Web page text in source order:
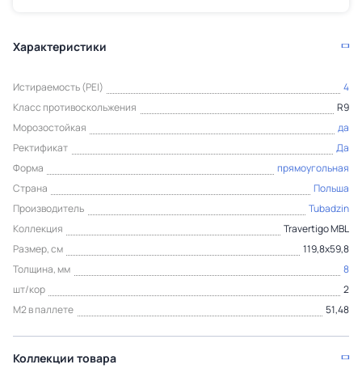
Характеристики
Истираемость (PEI)
4
Класс противоскольжения
R9
Морозостойкая
да
Ректификат
Да
Форма
прямоугольная
Страна
Польша
Производитель
Tubadzin
Коллекция
Travertigo MBL
Размер, см
119,8x59,8
Толщина, мм
8
шт/кор
2
М2 в паллете
51,48
Коллекции товара